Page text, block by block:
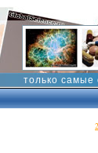
только самые